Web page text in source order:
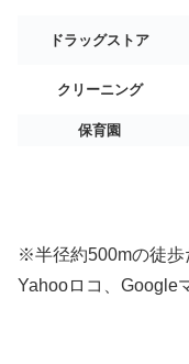
ドラッグストア
クリーニング
保育園
※半径約500mの徒歩
Yahooロコ、Google